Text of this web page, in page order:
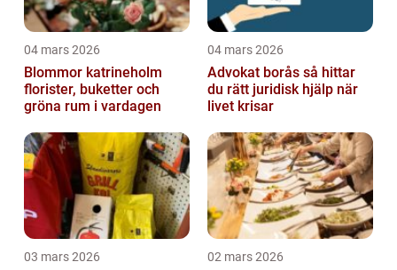
04 mars 2026
Blommor katrineholm
florister, buketter och
gröna rum i vardagen
04 mars 2026
Advokat borås så hittar
du rätt juridisk hjälp när
livet krisar
03 mars 2026 02 mars 2026